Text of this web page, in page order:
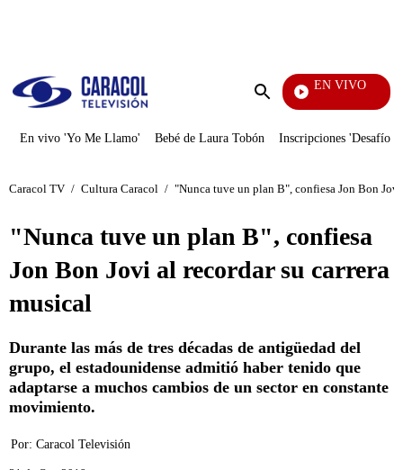
Enviar
EN VIVO
Entre
En vivo 'Yo Me Llamo' Bebé de Laura Tobón Inscripciones 'Desafío'
Caracol TV / Cultura Caracol / "Nunca tuve un plan B", confiesa Jon Bon
"Nunca tuve un plan B", confiesa
Jon Bon Jovi al recordar su carrera
musical
Durante las más de tres décadas de antigüedad del
grupo, el estadounidense admitió haber tenido que
adaptarse a muchos cambios de un sector en constante
movimiento.
Por: Caracol Televisión